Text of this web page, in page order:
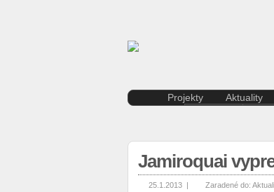
Projekty
Kasárne/Kulturpark
Projekt SPOTs
Pentapolitana
Destinácia Košice
Aktuality
Jamiroquai
25.1.2013 | Zaradené do: